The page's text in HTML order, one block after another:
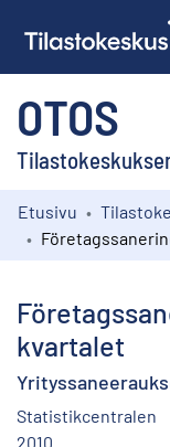
OTOS
Kokoelmat
Etusivu
kvartalet
Statistikcentralen
2010